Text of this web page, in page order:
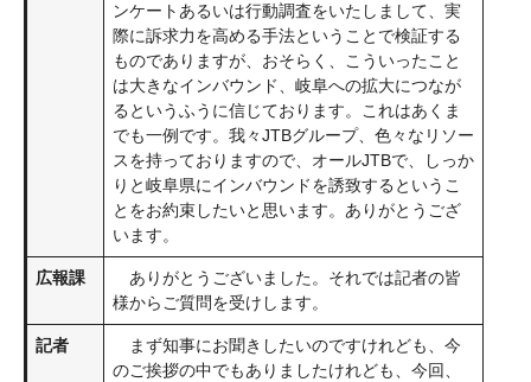
ンケートあるいは行動調査をいたしまして、実
際に訴求力を高める手法ということで検証する
ものでありますが、おそらく、こういったこと
は大きなインバウンド、岐阜への拡大につなが
るというふうに信じております。これはあくま
でも一例です。我々JTBグループ、色々なリソー
スを持っておりますので、オールJTBで、しっか
りと岐阜県にインバウンドを誘致するというこ
とをお約束したいと思います。ありがとうござ
います。
広報課
ありがとうございました。それでは記者の皆
様からご質問を受けします。
記者
まず知事にお聞きしたいのですけれども、今
のご挨拶の中でもありましたけれども、今回、